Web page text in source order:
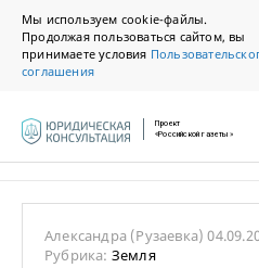
Мы используем cookie-файлы.
Продолжая пользоваться сайтом, вы
принимаете условия
соглашения
Проект
«Российской газеты»
Александра (Рузаевка)
Рубрика: Земля